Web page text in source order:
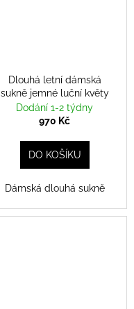
Dlouhá letní dámská
sukně jemné luční květy
Dodání 1-2 týdny
970 Kč
DO KOŠÍKU
Dámská dlouhá sukně